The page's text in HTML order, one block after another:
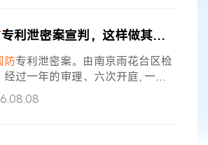
级国家秘密的相关技术通过互联
局申请普通专利，造成国家秘密
联网公开。2014年
专利泄密案宣判，这样做其实是泄露国家秘密……
防专利泄密案。由南京雨花台区检
过一年的审理、六次开庭, 一
决孙杏国构成故意泄露国家秘密
年六个月。 国家安全无小事。此